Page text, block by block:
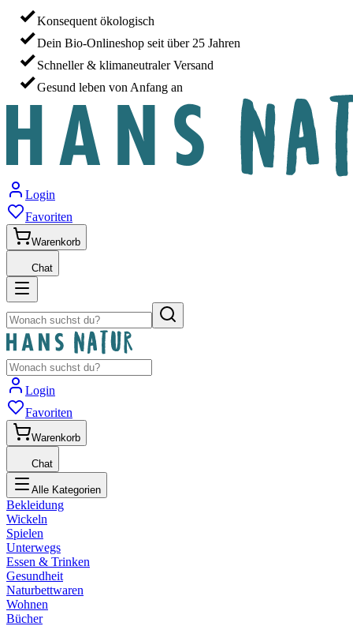
Konsequent ökologisch
Dein Bio-Onlineshop seit über 25 Jahren
Schneller & klimaneutraler Versand
Gesund leben von Anfang an
Login
Favoriten
Warenkorb
Chat
Login
Favoriten
Warenkorb
Chat
Alle Kategorien
Bekleidung
Wickeln
Spielen
Unterwegs
Essen & Trinken
Gesundheit
Naturbettwaren
Wohnen
Bücher